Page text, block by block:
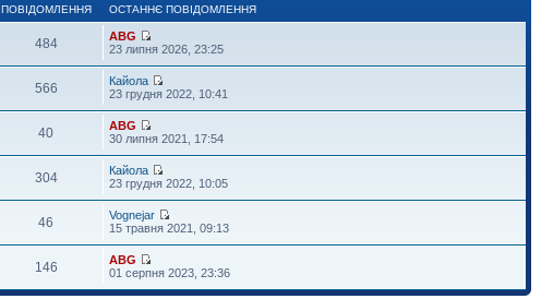
ПОВІДОМЛЕННЯ ОСТАННЄ ПОВІДОМЛЕННЯ
484
ABG
23 липня 2026, 23:25
566
Кайола
23 грудня 2022, 10:41
40
ABG
30 липня 2021, 17:54
304
Кайола
23 грудня 2022, 10:05
46
Vognejar
15 травня 2021, 09:13
146
ABG
01 серпня 2023, 23:36